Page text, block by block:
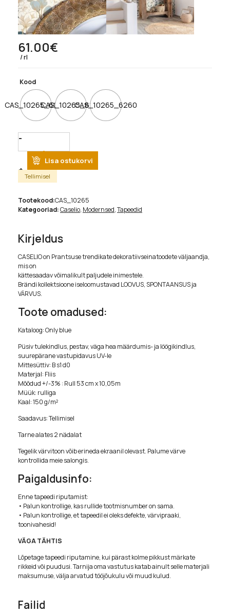
61.00€
rl
Kood
CAS_10265_6026CAS_10265_6162CAS_10265_6260
Quantity
Lisa ostukorvi
Tellimisel
Tootekood:CAS_10265
Kategooriad:Caselio, Modernsed,Tapeedid
Kirjeldus
CASELIO on Prantsuse trendikate dekoratiivseinatoodete väljaandja,
mis on
kättesaadav võimalikult paljudele inimestele.
Brändi kollektsioone iseloomustavad LOOVUS, SPONTAANSUS ja
VÄRVUS.
Toote omadused:
Kataloog: Only blue
Püsiv tulekindlus, pestav, väga hea määrdumis- ja löögikindlus,
suurepärane vastupidavus UV-le
Mittesüttiv: B s1 d0
Materjal: Fliis
Mõõdud +/-3% : Rull 53 cm x 10,05m
Müük: rulliga
Kaal: 150 g/m²
Saadavus: Tellimisel
Tarne alates 2 nädalat
Tegelik värvitoon võib erineda ekraanil olevast. Palume värve
kontrollida meie salongis.
Paigaldusinfo:
Enne tapeedi riputamist:
• Palun kontrollige, kas rullide tootmisnumber on sama.
• Palun kontrollige, et tapeedil ei oleks defekte, värvipraaki,
toonivahesid!
VÄGA TÄHTIS
Lõpetage tapeedi riputamine, kui pärast kolme pikkust märkate
rikkeid või puudusi. Tarnija oma vastutus katab ainult selle materjali
maksumuse, välja arvatud tööjõukulu või muud kulud.
Failid